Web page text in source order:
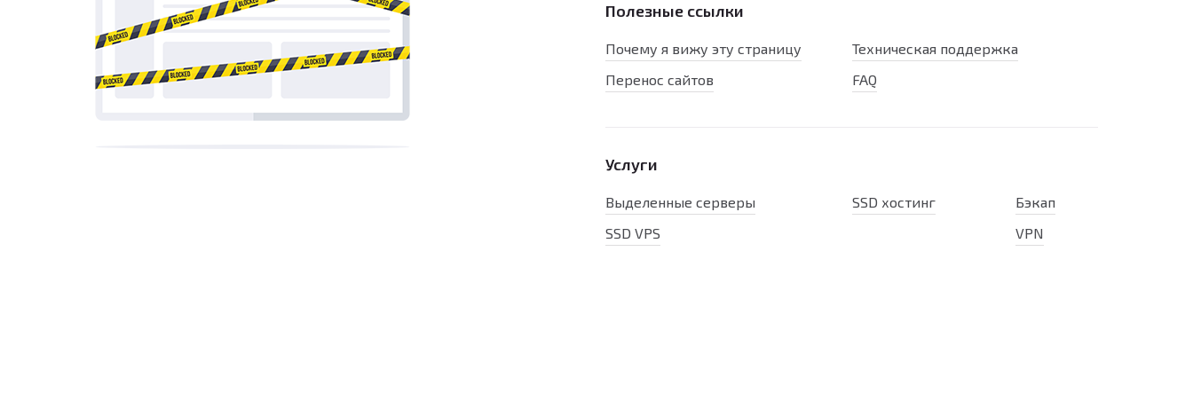
Полезные ссылки
Почему я вижу эту страницу
Перенос сайтов
Техническая поддержка
FAQ
Услуги
Выделенные серверы
SSD VPS
SSD хостинг
Бэкап
VPN